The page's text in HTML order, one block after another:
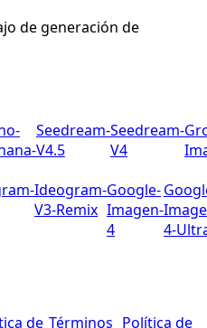
de generación de
Seedream-
V4.5
Seedream-
V4
Ideogram-
V3-Remix
Google-
Imagen-
4
4-
de Términos Política de